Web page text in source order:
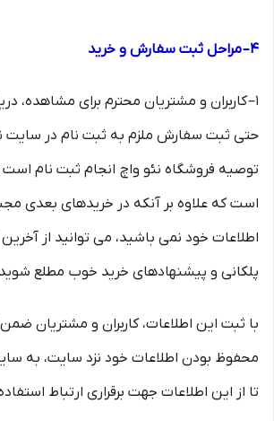
۴– مراحل ثبت سفارش و خرید
1– کاربران و مشتریان محترم برای مشاهده،
حتی ثبت سفارش ملزم به ثبت نام در سایت
توصیه فروشگاه نئو واچ انجام ثبت نام
است که علاوه بر آنکه در خریدهای بعدی
اطلاعات خود نمی باشید، می توانید از
پلکانی و پیشنهادهای خرید خوب مطلع
با ثبت این اطلاعات، کاربران و مشتریان ضمن
محفوظ بودن اطلاعات خود نزد سایت، به
تا از این اطلاعات جهت برقراری ارتباط